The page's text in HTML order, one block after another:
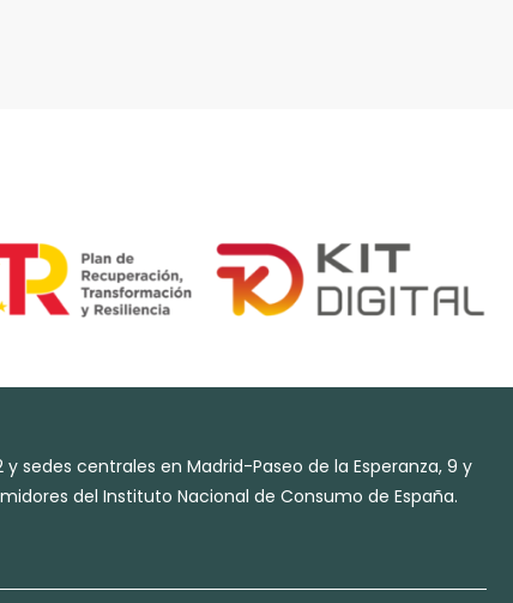
sedes centrales en Madrid-Paseo de la Esperanza, 9 y
del Instituto Nacional de Consumo de España.